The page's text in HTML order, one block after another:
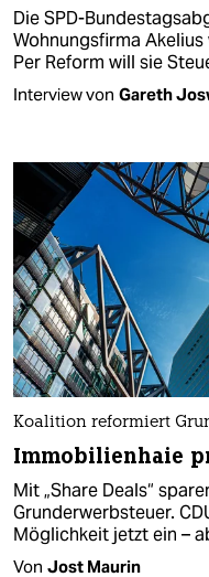
Die SPD-
Wohnungsfirma
Per Reform will sie
Interview von Gareth
Koalition reformiert
Immobilienhaie
Mit „Share Deals“
Grunderwerbsteuer.
Möglichkeit jetzt ein –
Von Jost Maurin